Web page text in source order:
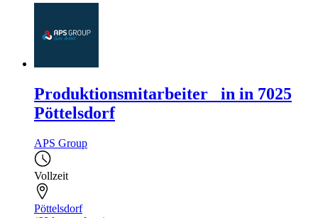
Produktionsmitarbeiter_ in in 7025
Pöttelsdorf
APS Group
Vollzeit
Pöttelsdorf